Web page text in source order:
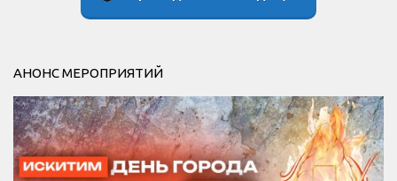
АНОНС МЕРОПРИЯТИЙ